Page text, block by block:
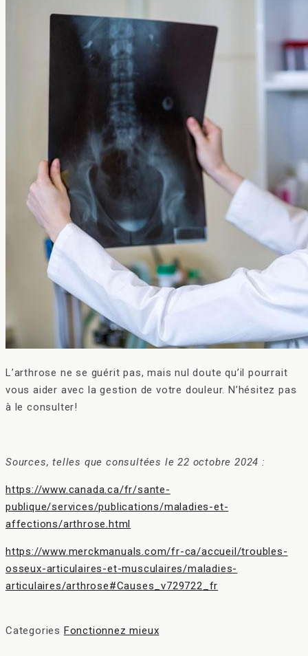
L’arthrose ne se guérit pas, mais nul doute qu’il pourrait
vous aider avec la gestion de votre douleur. N’hésitez pas
à le consulter!
Sources, telles que consultées le 22 octobre 2024 :
https://www.canada.ca/fr/sante-
publique/services/publications/maladies-et-
affections/arthrose.html
https://www.merckmanuals.com/fr-ca/accueil/troubles-
osseux-articulaires-et-musculaires/maladies-
articulaires/arthrose#Causes_v729722_fr
Categories Fonctionnez mieux